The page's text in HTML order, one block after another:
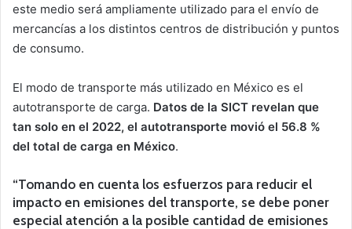
este medio será ampliamente utilizado para el envío de
mercancías a los distintos centros de distribución y puntos
de consumo.
El modo de transporte más utilizado en México es el
autotransporte de carga. Datos de la SICT revelan que
tan solo en el 2022, el autotransporte movió el 56.8 %
del total de carga en México.
“Tomando en cuenta los esfuerzos para reducir el
impacto en emisiones del transporte, se debe poner
especial atención a la posible cantidad de emisiones